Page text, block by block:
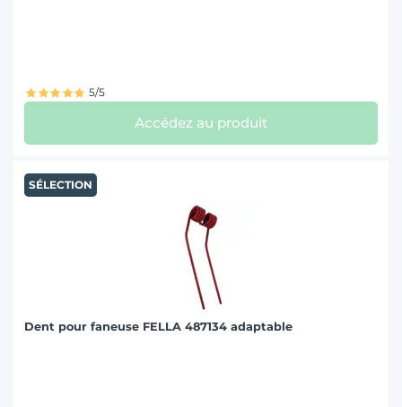
5/5
Accédez au produit
SÉLECTION
Dent pour faneuse FELLA 487134 adaptable